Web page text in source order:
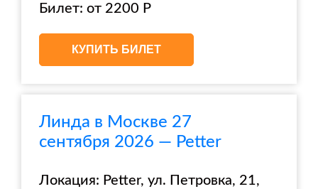
Билет: от 2200 Р
КУПИТЬ БИЛЕТ
Линда в Москве 27
сентября 2026 — Petter
Локация: Petter, ул. Петровка, 21,